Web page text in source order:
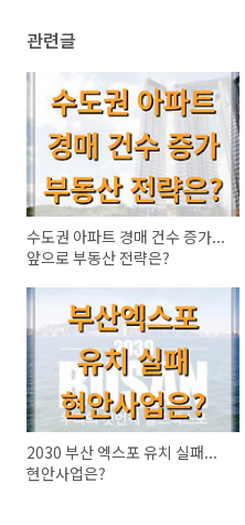
관련글
수도권 아파트 경매 건수 증가...
앞으로 부동산 전략은?
2030 부산 엑스포 유치 실패...
현안사업은?